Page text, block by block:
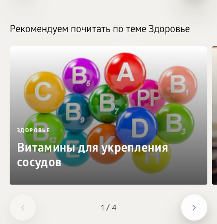
1 / 4
Рекомендуем почитать по теме Здоровье
ЗДОРОВЬЕ
Витамины для укрепления
сосудов